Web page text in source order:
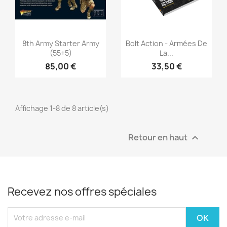
Aperçu rapide
8th Army Starter Army
(55+5)
85,00 €
Aperçu rapide
Bolt Action - Armées De
La...
33,50 €
Affichage 1-8 de 8 article(s)
Retour en haut 
Recevez nos offres spéciales